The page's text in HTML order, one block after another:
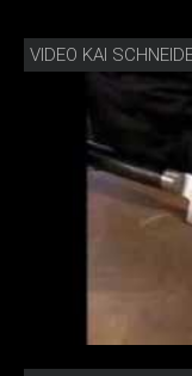
VIDEO KAI